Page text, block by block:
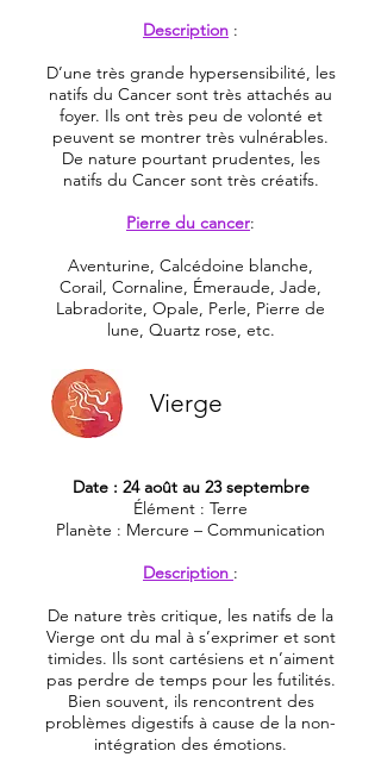
Description :
D’une très grande hypersensibilité, les
natifs du Cancer sont très attachés au
foyer. Ils ont très peu de volonté et
peuvent se montrer très vulnérables.
De nature pourtant prudentes, les
natifs du Cancer sont très créatifs.
Pierre du cancer:
Aventurine, Calcédoine blanche,
Corail, Cornaline, Émeraude, Jade,
Labradorite, Opale, Perle, Pierre de
lune, Quartz rose, etc.
Vierge
Date : 24 août au 23 septembre
Élément : Terre
Planète : Mercure – Communication
Description :
De nature très critique, les natifs de la
Vierge ont du mal à s’exprimer et sont
timides. Ils sont cartésiens et n’aiment
pas perdre de temps pour les futilités.
Bien souvent, ils rencontrent des
problèmes digestifs à cause de la non-
intégration des émotions.